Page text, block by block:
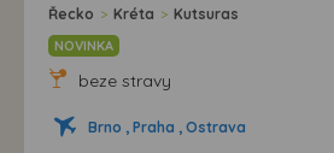
Řecko > Kréta > Kutsuras
NOVINKA
beze stravy
Brno , Praha , Ostrava